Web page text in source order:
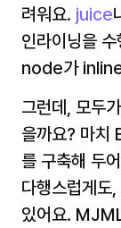
려워요. juice
인라이닝을
node가
그런데, 모두
을까요? 마치
를 구축해 두
다행스럽게도
있어요.